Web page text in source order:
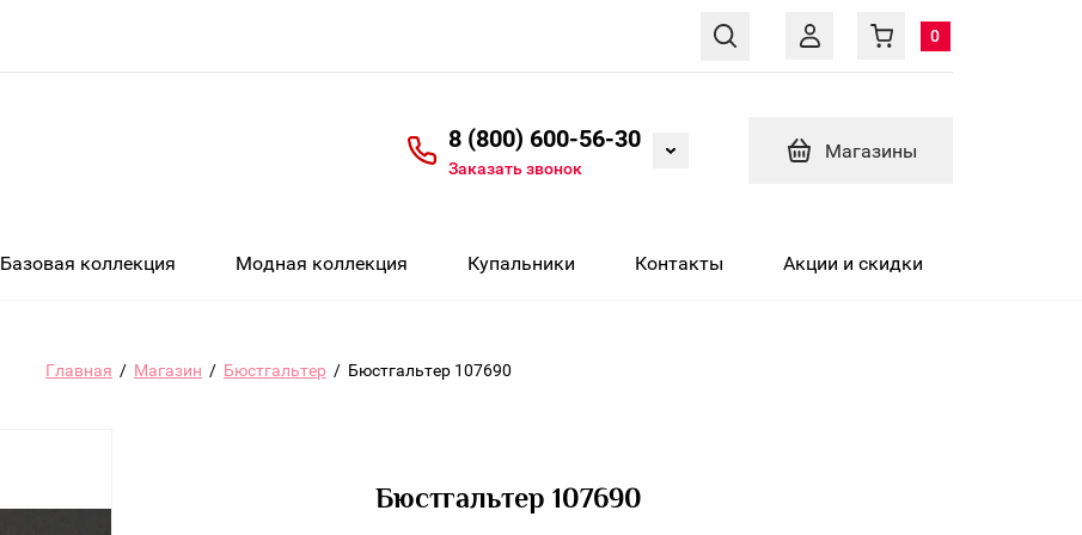
0
8 (800) 600-56-30
Заказать звонок
Магазины
Базовая коллекция Модная коллекция Купальники Контакты Акции и скидки
Главная / Магазин / Бюстгальтер / Бюстгальтер 107690
Бюстгальтер 107690